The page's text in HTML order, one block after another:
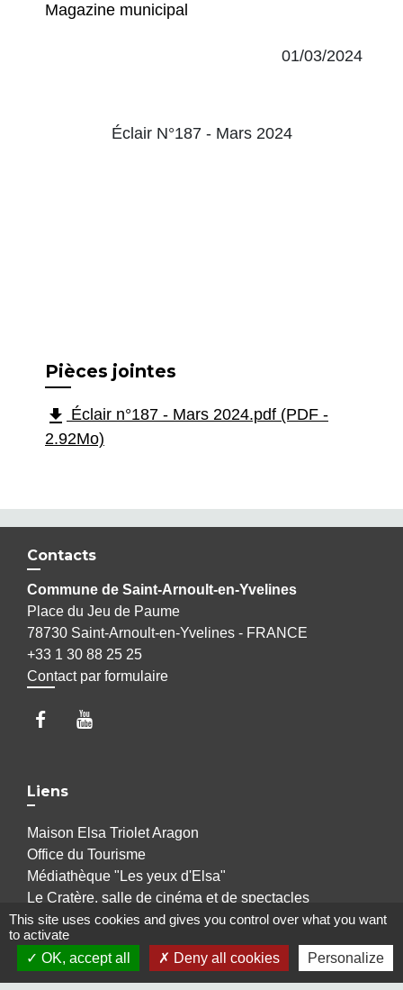
Magazine municipal
01/03/2024
Éclair N°187 - Mars 2024
Pièces jointes
file_download Éclair n°187 - Mars 2024.pdf (PDF -
2.92Mo)
Contacts
Commune de Saint-Arnoult-en-Yvelines
Place du Jeu de Paume
78730 Saint-Arnoult-en-Yvelines - FRANCE
+33 1 30 88 25 25
Contact par formulaire
Liens
Maison Elsa Triolet Aragon
Office du Tourisme
Médiathèque "Les yeux d'Elsa"
Le Cratère, salle de cinéma et de spectacles
Voisins Vigilants et Solidaires
This site uses cookies and gives you control over what you want
to activate
OK, accept all
Deny all cookies Personalize